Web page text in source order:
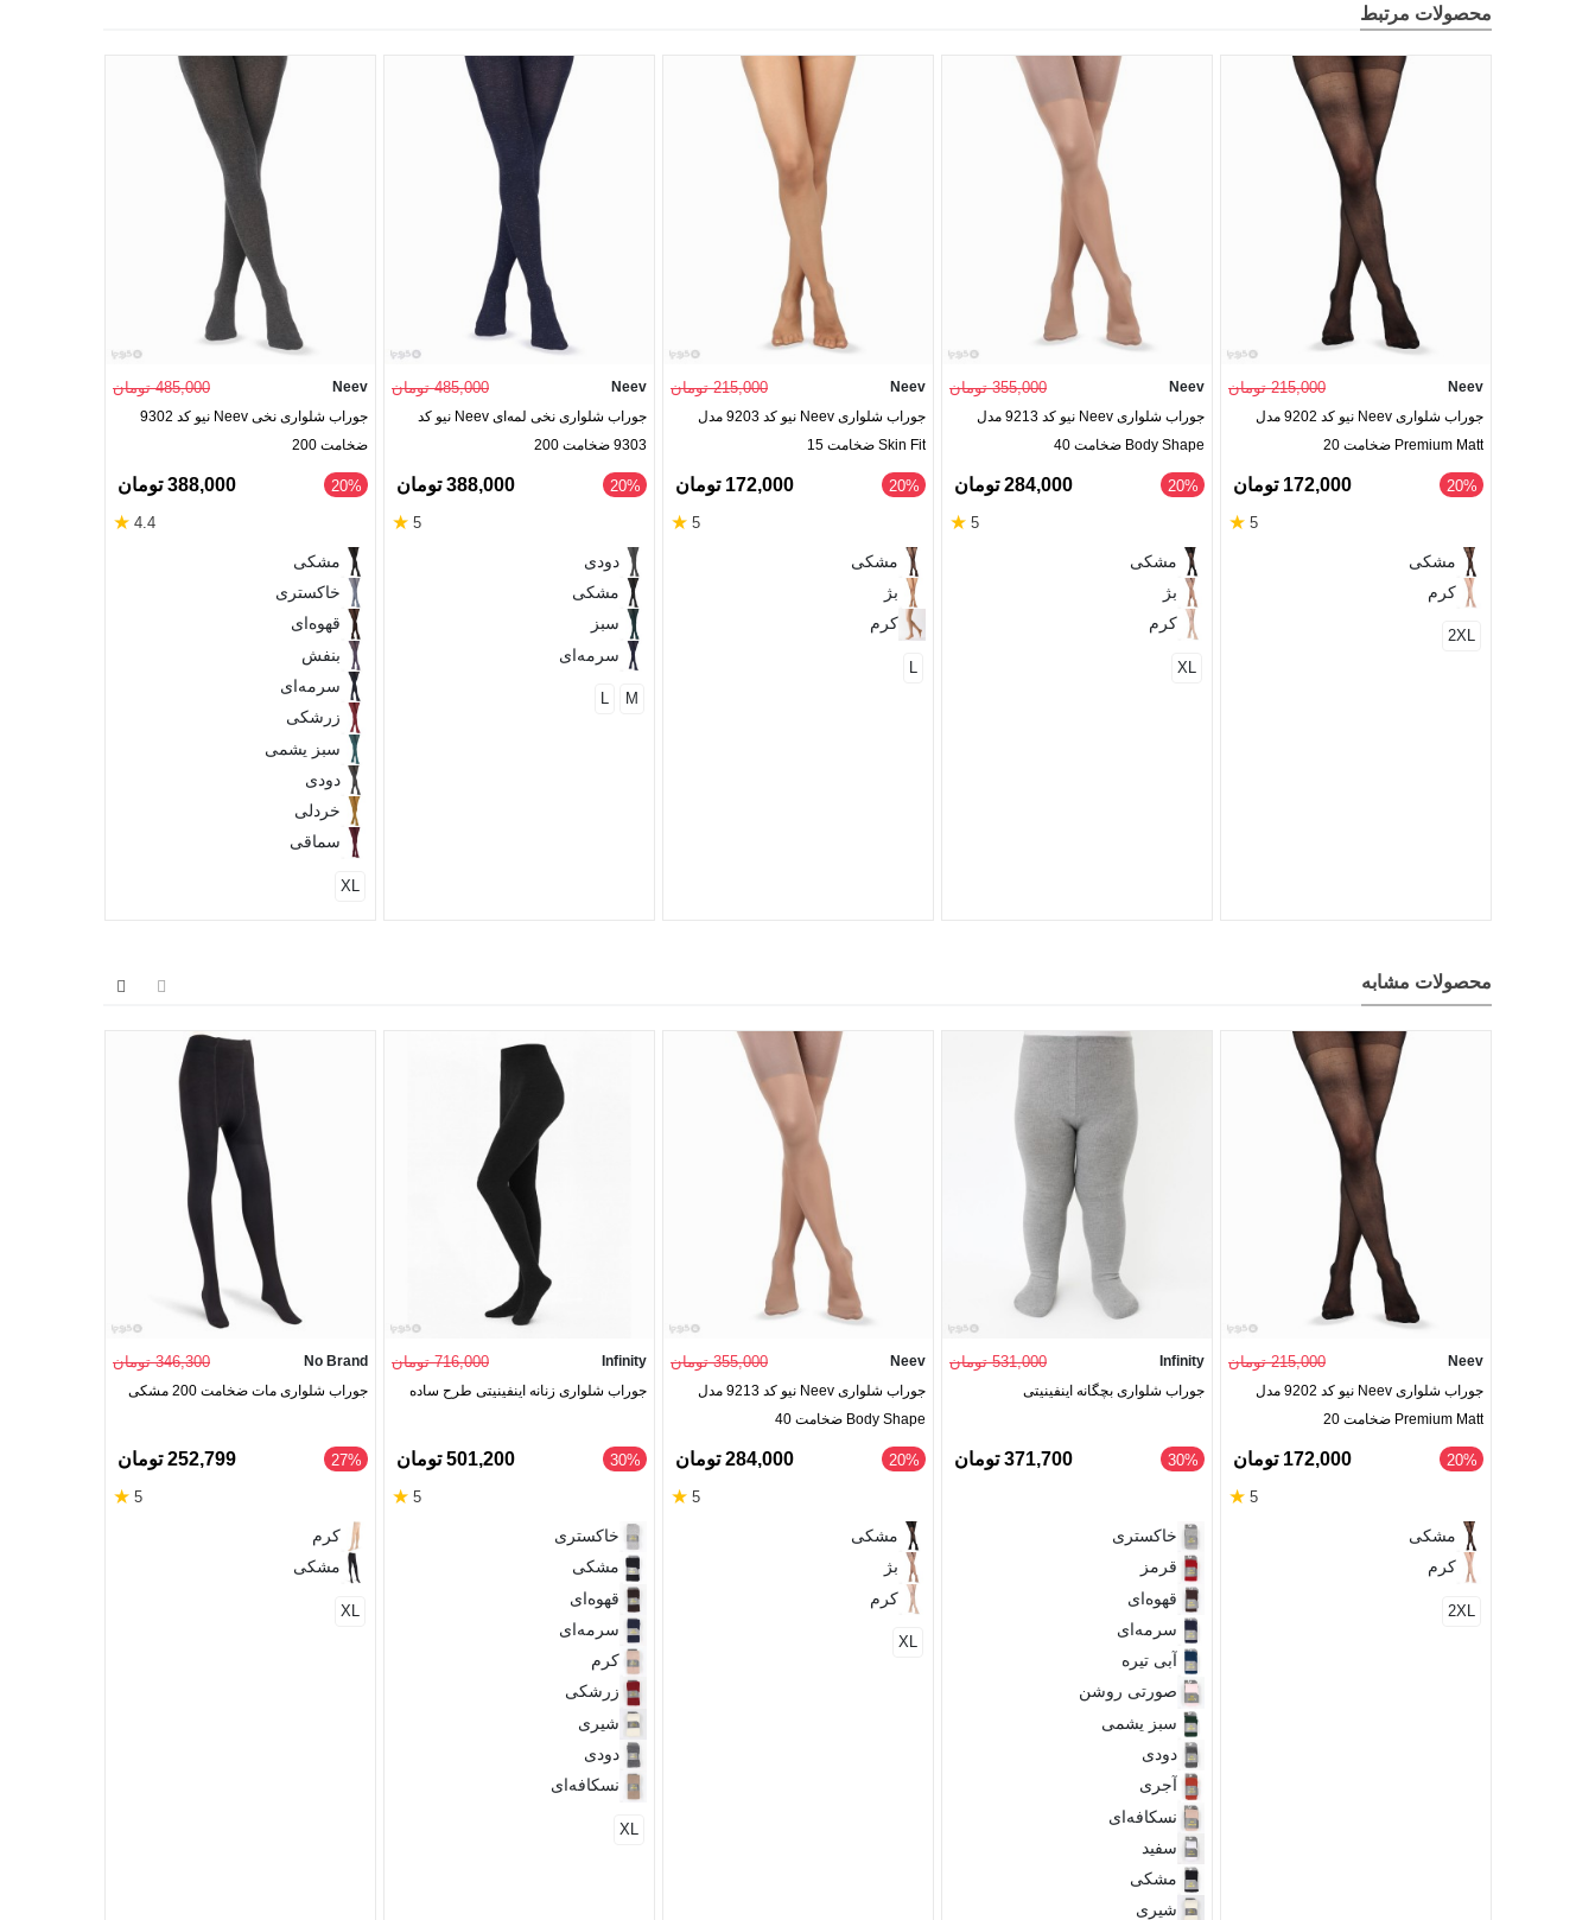
محصولات مرتبط
Neev 215,000 تومان
جوراب شلواری Neev نیو کد 9202 مدل
Premium Matt ضخامت 20
‎20% 172,000 تومان
5
★
مشکی
کرم
2XL
Neev 355,000 تومان
جوراب شلواری Neev نیو کد 9213 مدل
Body Shape ضخامت 40
‎20% 284,000 تومان
5
★
مشکی
بژ
کرم
XL
Neev 215,000 تومان
جوراب شلواری Neev نیو کد 9203 مدل
Skin Fit ضخامت 15
‎20% 172,000 تومان
5
★
مشکی
بژ
کرم
L
Neev 485,000 تومان
جوراب شلواری نخی لمه‌ای Neev نیو کد
9303 ضخامت 200
‎20% 388,000 تومان
5
★
دودی
مشکی
سبز
سرمه‌ای
M
Neev 485,000 تومان
جوراب شلواری نخی Neev نیو کد 9302
ضخامت 200
‎20% 388,000 تومان
4.4
★
مشکی
خاکستری
قهوه‌ای
بنفش
سرمه‌ای
زرشکی
سبز یشمی
دودی
خردلی
سماقی
XL
محصولات مشابه
Neev 215,000 تومان
جوراب شلواری Neev نیو کد 9202 مدل
Premium Matt ضخامت 20
‎20% 172,000 تومان
5
★
مشکی
کرم
2XL
Infinity 531,000 تومان
جوراب شلواری بچگانه اینفینیتی
‎30% 371,700 تومان
خاکستری
قرمز
قهوه‌ای
سرمه‌ای
آبی تیره
صورتی روشن
سبز یشمی
دودی
آجری
نسکافه‌ای
سفید
مشکی
شیری
Neev 355,000 تومان
جوراب شلواری Neev نیو کد 9213 مدل
Body Shape ضخامت 40
‎20% 284,000 تومان
5
★
مشکی
بژ
کرم
XL
Infinity 716,000 تومان
جوراب شلواری زنانه اینفینیتی طرح ساده
‎30% 501,200 تومان
5
★
خاکستری
مشکی
قهوه‌ای
سرمه‌ای
کرم
زرشکی
شیری
دودی
نسکافه‌ای
XL
No Brand 346,300 تومان
جوراب شلواری مات ضخامت 200 مشکی
‎27% 252,799 تومان
5
★
کرم
مشکی
XL